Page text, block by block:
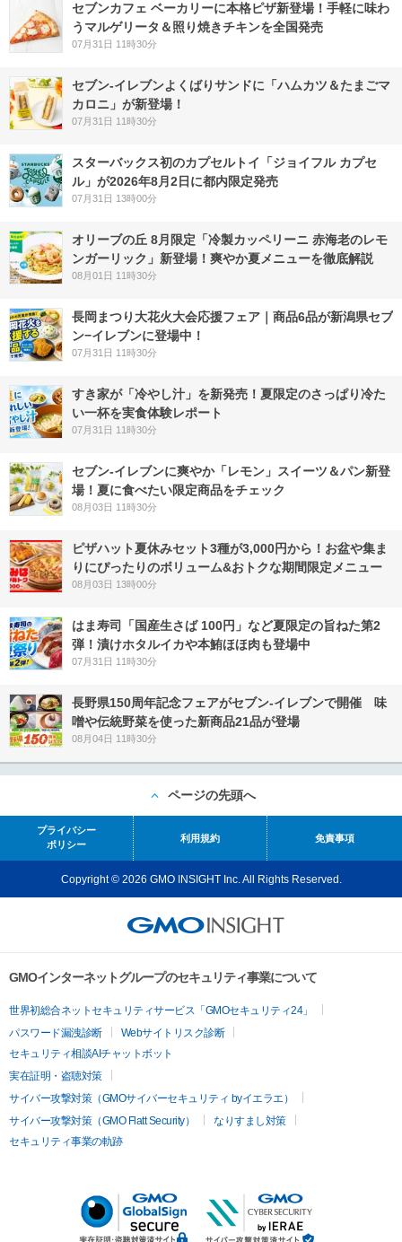
セブンカフェ ベーカリーに本格ピザ新登場！手軽に味わ
うマルゲリータ＆照り焼きチキンを全国発売
07月31日 11時30分
セブン‐イレブンよくばりサンドに「ハムカツ＆たまごマ
カロニ」が新登場！
07月31日 11時30分
スターバックス初のカプセルトイ「ジョイフル カプセ
ル」が2026年8月2日に都内限定発売
07月31日 13時00分
オリーブの丘 8月限定「冷製カッペリーニ 赤海老のレモ
ンガーリック」新登場！爽やか夏メニューを徹底解説
08月01日 11時30分
長岡まつり大花火大会応援フェア｜商品6品が新潟県セブ
ン−イレブンに登場中！
07月31日 11時30分
すき家が「冷やし汁」を新発売！夏限定のさっぱり冷た
い一杯を実食体験レポート
07月31日 11時30分
セブン‐イレブンに爽やか「レモン」スイーツ＆パン新登
場！夏に食べたい限定商品をチェック
08月03日 11時30分
ピザハット夏休みセット3種が3,000円から！お盆や集ま
りにぴったりのボリューム&おトクな期間限定メニュー
08月03日 13時00分
はま寿司「国産生さば 100円」など夏限定の旨ねた第2
弾！漬けホタルイカや本鮪ほほ肉も登場中
07月31日 11時30分
長野県150周年記念フェアがセブン-イレブンで開催 味
噌や伝統野菜を使った新商品21品が登場
08月04日 11時30分
ページの先頭へ
プライバシー
ポリシー
利用規約 免責事項
Copyright © 2026 GMO INSIGHT Inc. All Rights Reserved.
GMOインターネットグループのセキュリティ事業について
世界初総合ネットセキュリティサービス「GMOセキュリティ24」
パスワード漏洩診断
Webサイトリスク診断
セキュリティ相談AIチャットボット
実在証明・盗聴対策
サイバー攻撃対策（GMOサイバーセキュリティ byイエラエ）
サイバー攻撃対策（GMO Flatt Security）
なりすまし対策
セキュリティ事業の軌跡